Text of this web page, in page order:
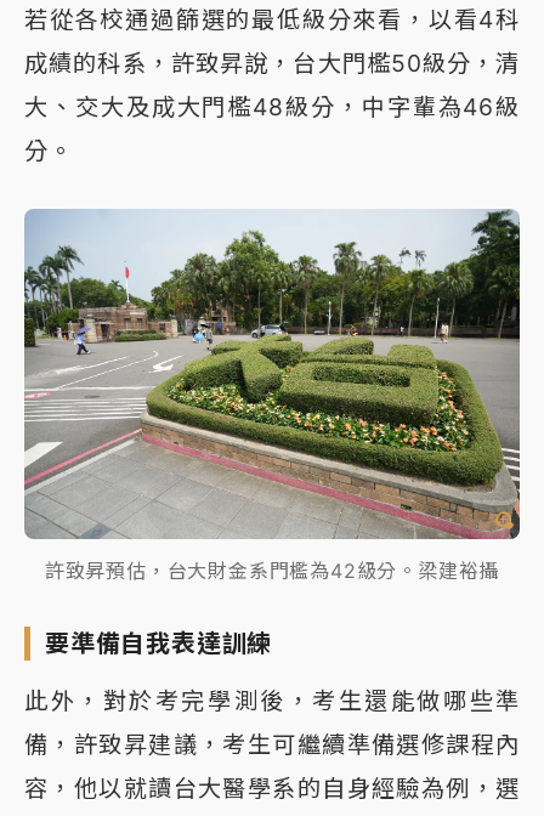
若從各校通過篩選的最低級分來看，以看4科
成績的科系，許致昇說，台大門檻50級分，清
大、交大及成大門檻48級分，中字輩為46級
分。
許致昇預估，台大財金系門檻為42級分。梁建裕攝
要準備自我表達訓練
此外，對於考完學測後，考生還能做哪些準
備，許致昇建議，考生可繼續準備選修課程內
容，他以就讀台大醫學系的自身經驗為例，選